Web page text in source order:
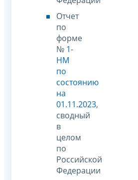
Отчет
по
форме
№ 1-
НМ
по
состоянию
на
01.11.2023,
сводный
в
целом
по
Российской
Федерации